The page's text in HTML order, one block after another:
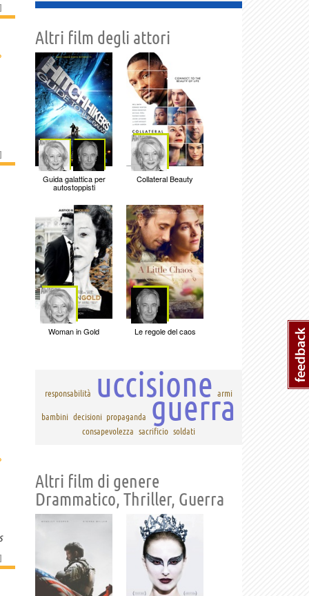
]
]
]
Altri film degli attori
Guida galattica per
autostoppisti
Collateral Beauty
Woman in Gold Le regole del caos
responsabilità uccisione armi
bambini decisioni propaganda guerra
consapevolezza sacrificio soldati
Altri film di genere
Drammatico, Thriller, Guerra